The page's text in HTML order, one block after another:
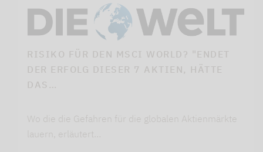
RISIKO FÜR DEN MSCI WORLD? "ENDET
DER ERFOLG DIESER 7 AKTIEN, HÄTTE
DAS…
Wo die die Gefahren für die globalen Aktienmärkte
lauern, erläutert…